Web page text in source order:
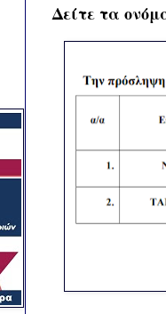
Δείτε τα